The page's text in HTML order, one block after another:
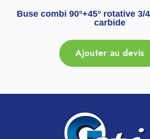
Buse combi 90°+45° rotative 3/
carbide
Ajouter au devis